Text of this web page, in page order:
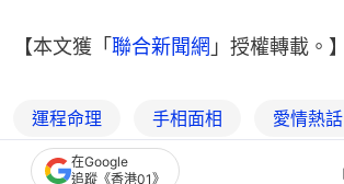
【本文獲「 聯合新聞網 」授權轉載。】
運程命理 手相面相 愛情熱話
兩性關係 熱話
在Google
追蹤《香港01》